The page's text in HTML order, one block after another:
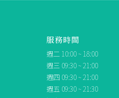
服務時間
週二 10:00 ~ 18:00
週三 09:30 ~ 21:00
週四 09:30 ~ 21:00
週五 09:30 ~ 21:30